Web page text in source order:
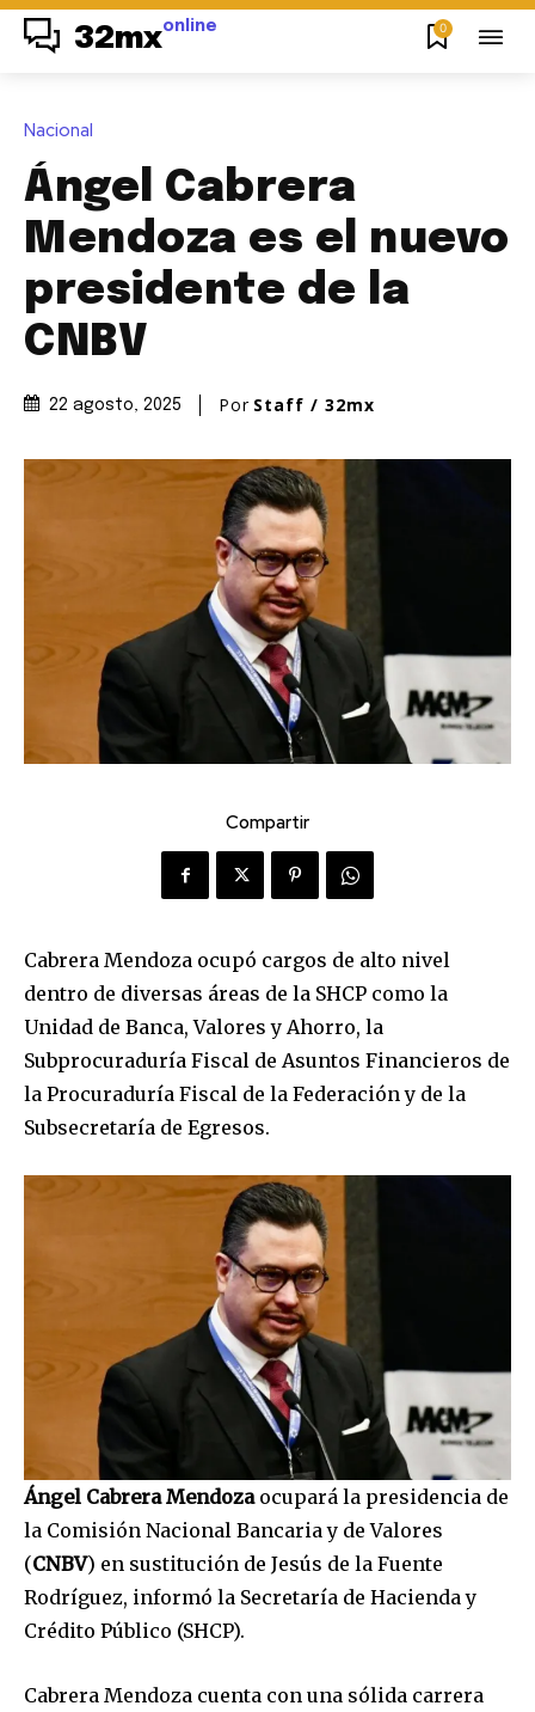
32mxonline 0
Nacional
Ángel Cabrera
Mendoza es el nuevo
presidente de la
CNBV
22 agosto, 2025 Por Staff / 32mx
Compartir
Cabrera Mendoza ocupó cargos de alto nivel
dentro de diversas áreas de la SHCP como la
Unidad de Banca, Valores y Ahorro, la
Subprocuraduría Fiscal de Asuntos Financieros de
la Procuraduría Fiscal de la Federación y de la
Subsecretaría de Egresos.
Ángel Cabrera Mendozaocupará la presidencia de
la Comisión Nacional Bancaria y de Valores
(CNBV) en sustitución de Jesús de la Fuente
Rodríguez, informó la Secretaría de Hacienda y
Crédito Público (SHCP).
Cabrera Mendoza cuenta con una sólida carrera